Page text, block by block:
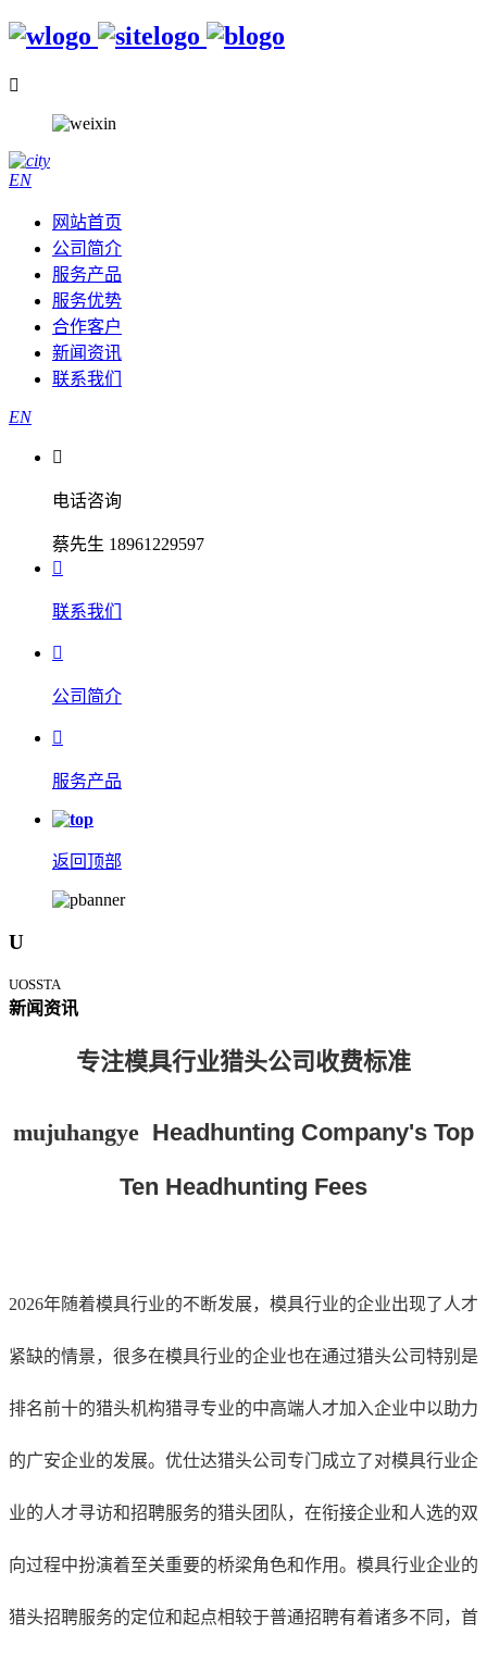

EN
网站首页
公司简介
服务产品
服务优势
合作客户
新闻资讯
联系我们
EN

电话咨询
蔡先生 18961229597

联系我们

公司简介

服务产品
返回顶部
U
UOSSTA
新闻资讯
专注模具行业猎头公司收费标准
mujuhangye Headhunting Company's Top
Ten Headhunting Fees
2026年随着模具行业的不断发展，模具行业的企业出现了人才
紧缺的情景，很多在模具行业的企业也在通过猎头公司特别是
排名前十的猎头机构猎寻专业的中高端人才加入企业中以助力
的广安企业的发展。优仕达猎头公司专门成立了对模具行业企
业的人才寻访和招聘服务的猎头团队，在衔接企业和人选的双
向过程中扮演着至关重要的桥梁角色和作用。 模具行业企业的
猎头招聘服务的定位和起点相较于普通招聘有着诸多不同，首